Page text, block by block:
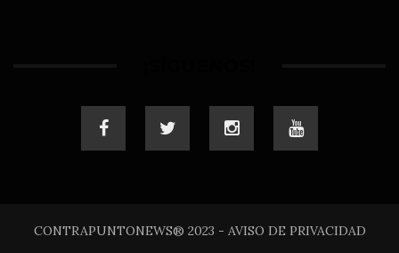
CONTRAPUNTONEWS® 2023 - AVISO DE PRIVACIDAD